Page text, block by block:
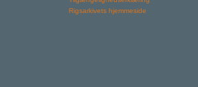
Rigsarkivets hjemmeside